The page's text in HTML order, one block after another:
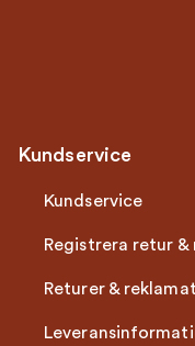
Kundservice
Kundservice
Registrera retur
Returer &